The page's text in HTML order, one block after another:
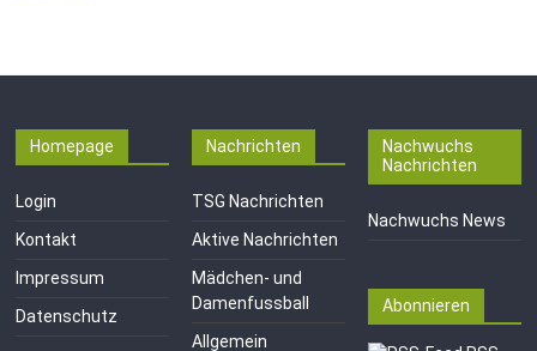
Homepage
Login
Kontakt
Impressum
Datenschutz
Nachrichten
TSG Nachrichten
Aktive Nachrichten
Mädchen- und
Damenfussball
Allgemein
Nachwuchs
Nachrichten
Nachwuchs News
Abonnieren